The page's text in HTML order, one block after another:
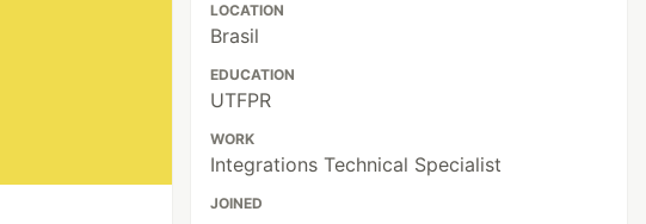
LOCATION
Brasil
EDUCATION
UTFPR
WORK
Integrations Technical Specialist
JOINED